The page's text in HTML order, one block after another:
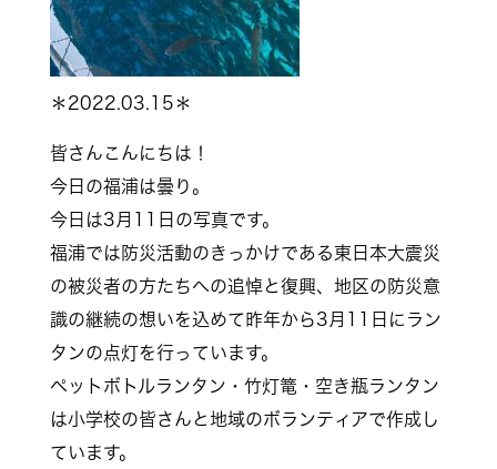
＊2022.03.15＊
皆さんこんにちは！
今日の福浦は曇り。
今日は3月11日の写真です。
福浦では防災活動のきっかけである東日本大震災
の被災者の方たちへの追悼と復興、地区の防災意
識の継続の想いを込めて昨年から3月11日にラン
タンの点灯を行っています。
ペットボトルランタン・竹灯篭・空き瓶ランタン
は小学校の皆さんと地域のボランティアで作成し
ています。